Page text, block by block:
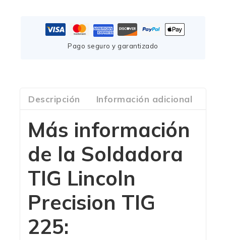
Pago seguro y garantizado
Descripción Información adicional
Más información
de la Soldadora
TIG Lincoln
Precision TIG
225: